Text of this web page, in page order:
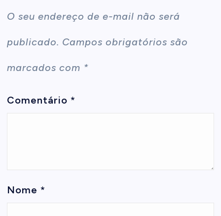
O seu endereço de e-mail não será
publicado. Campos obrigatórios são
marcados com *
Comentário *
Nome *